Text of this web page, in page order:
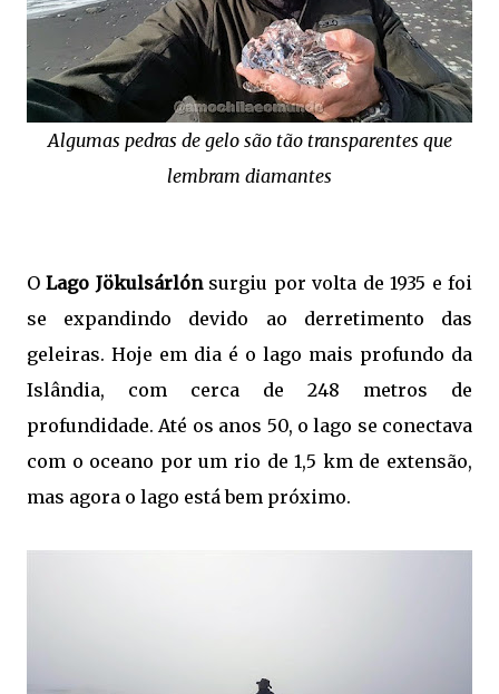
Algumas pedras de gelo são tão transparentes que
lembram diamantes
OLago Jökulsárlónsurgiu por volta de 1935 e foi
se expandindo devido ao derretimento das
geleiras. Hoje em dia é o lago mais profundo da
Islândia, com cerca de 248 metros de
profundidade. Até os anos 50, o lago se conectava
com o oceano por um rio de 1,5 km de extensão,
mas agora o lago está bem próximo.